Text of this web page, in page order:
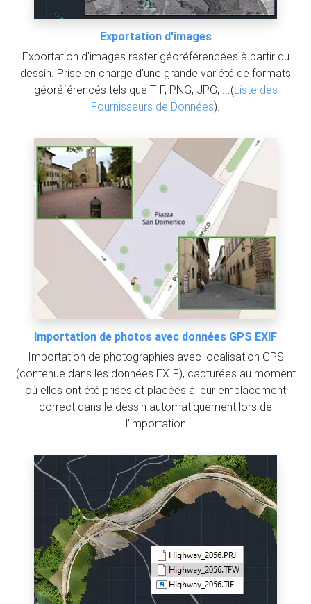
Exportation d'images
Exportation d'images raster géoréférencées à partir du
dessin. Prise en charge d'une grande variété de formats
géoréférencés tels que TIF, PNG, JPG, ...(Liste des
Fournisseurs de Données).
Importation de photos avec données GPS EXIF
Importation de photographies avec localisation GPS
(contenue dans les données EXIF), capturées au moment
où elles ont été prises et placées à leur emplacement
correct dans le dessin automatiquement lors de
l'importation